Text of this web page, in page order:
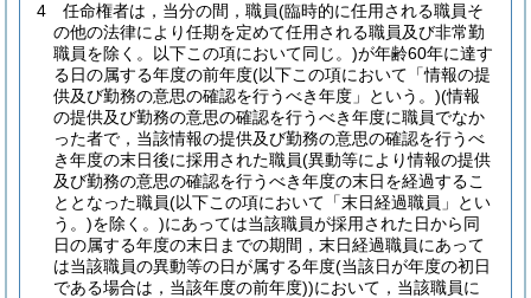
4
任命権者は，当分の間，職員(臨時的に任用される職員そ
の他の法律により任期を定めて任用される職員及び非常勤
職員を除く。以下この項において同じ。)が年齢60年に達す
る日の属する年度の前年度(以下この項において「情報の提
供及び勤務の意思の確認を行うべき年度」という。)(情報
の提供及び勤務の意思の確認を行うべき年度に職員でなか
った者で，当該情報の提供及び勤務の意思の確認を行うべ
き年度の末日後に採用された職員(異動等により情報の提供
及び勤務の意思の確認を行うべき年度の末日を経過するこ
ととなった職員(以下この項において「末日経過職員」とい
う。)を除く。)にあっては当該職員が採用された日から同
日の属する年度の末日までの期間，末日経過職員にあって
は当該職員の異動等の日が属する年度(当該日が年度の初日
である場合は，当該年度の前年度))において，当該職員に